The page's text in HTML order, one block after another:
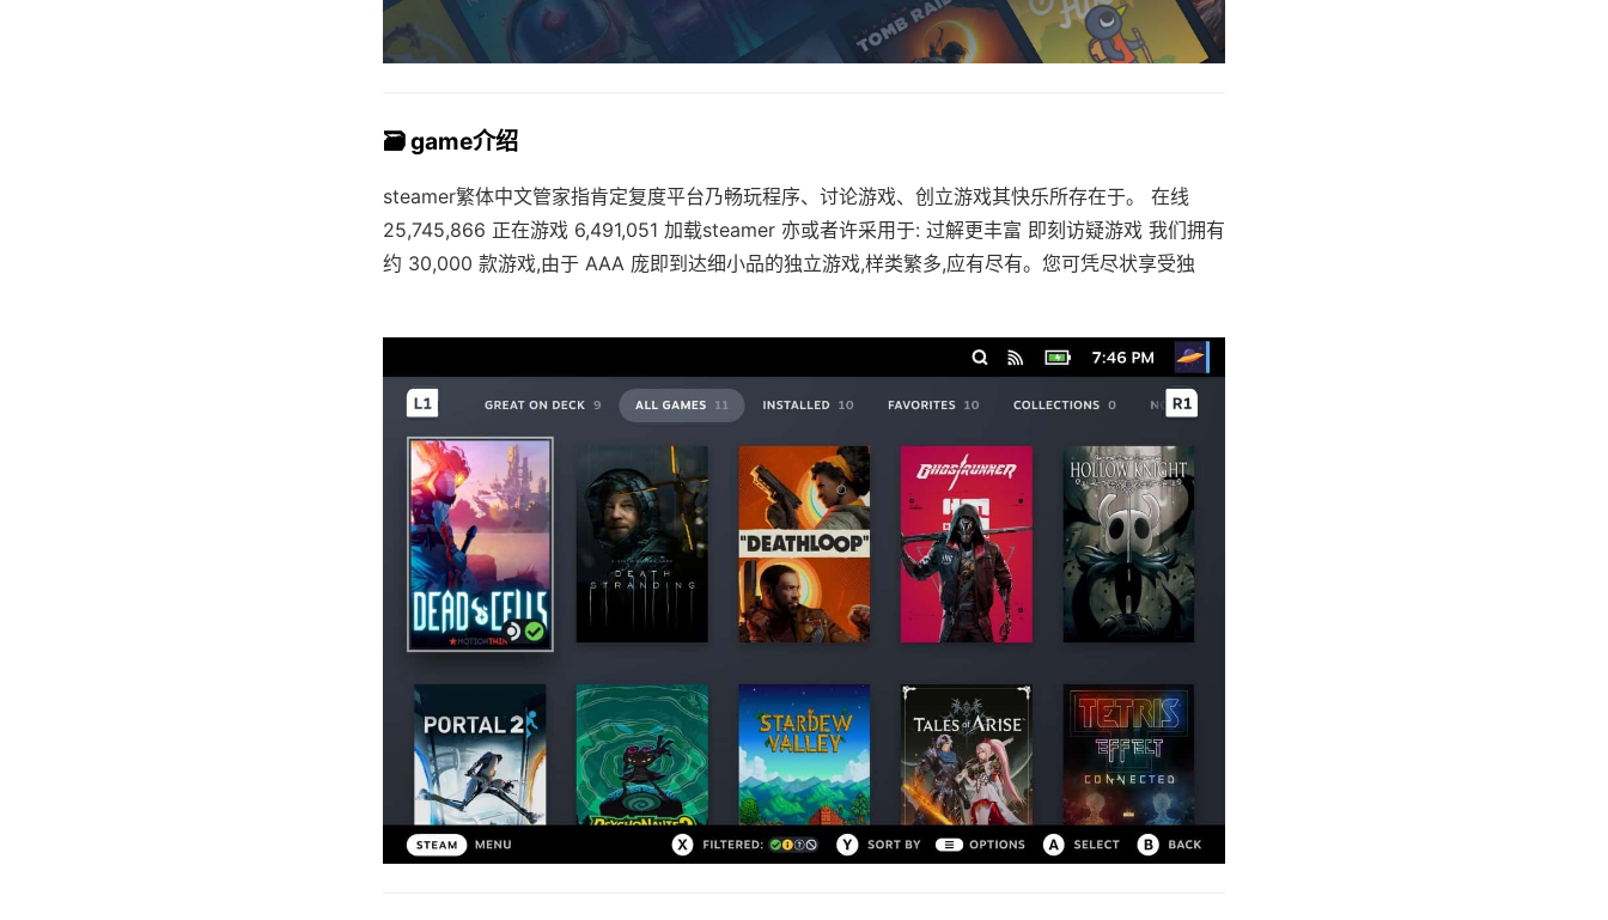
🗃️ game介绍
steamer繁体中文管家指肯定复度平台乃畅玩程序、讨论游戏、创立游戏其快乐所存在于。 在线
25,745,866 正在游戏 6,491,051 加载steamer 亦或者许采用于: 过解更丰富 即刻访疑游戏 我们拥有
约 30,000 款游戏,由于 AAA 庞即到达细小品的独立游戏,样类繁多,应有尽有。您可凭尽状享受独